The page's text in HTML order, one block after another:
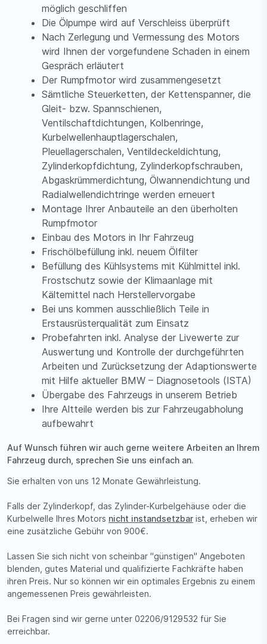
möglich geschliffen
Die Ölpumpe wird auf Verschleiss überprüft
Nach Zerlegung und Vermessung des Motors
wird Ihnen der vorgefundene Schaden in einem
Gespräch erläutert
Der Rumpfmotor wird zusammengesetzt
Sämtliche Steuerketten, der Kettenspanner, die
Gleit- bzw. Spannschienen,
Ventilschaftdichtungen, Kolbenringe,
Kurbelwellenhauptlagerschalen,
Pleuellagerschalen, Ventildeckeldichtung,
Zylinderkopfdichtung, Zylinderkopfschrauben,
Abgaskrümmerdichtung, Ölwannendichtung und
Radialwellendichtringe werden erneuert
Montage Ihrer Anbauteile an den überholten
Rumpfmotor
Einbau des Motors in Ihr Fahrzeug
Frischölbefüllung inkl. neuem Ölfilter
Befüllung des Kühlsystems mit Kühlmittel inkl.
Frostschutz sowie der Klimaanlage mit
Kältemittel nach Herstellervorgabe
Bei uns kommen ausschließlich Teile in
Erstausrüsterqualität zum Einsatz
Probefahrten inkl. Analyse der Livewerte zur
Auswertung und Kontrolle der durchgeführten
Arbeiten und Zurücksetzung der Adaptionswerte
mit Hilfe aktueller BMW – Diagnosetools (ISTA)
Übergabe des Fahrzeugs in unserem Betrieb
Ihre Altteile werden bis zur Fahrzeugabholung
aufbewahrt
Auf Wunsch führen wir auch gerne weitere Arbeiten an Ihrem
Fahrzeug durch, sprechen Sie uns einfach an.
Sie erhalten von uns 12 Monate Gewährleistung.
Falls der Zylinderkopf, das Zylinder-Kurbelgehäuse oder die
Kurbelwelle Ihres Motors nicht instandsetzbar ist, erheben wir
eine zusätzliche Gebühr von 900€.
Lassen Sie sich nicht von scheinbar "günstigen" Angeboten
blenden, gutes Material und qualifizierte Fachkräfte haben
ihren Preis. Nur so können wir ein optimales Ergebnis zu einem
angemessenen Preis gewährleisten.
Bei Fragen sind wir gerne unter 02206/9129532 für Sie
erreichbar.